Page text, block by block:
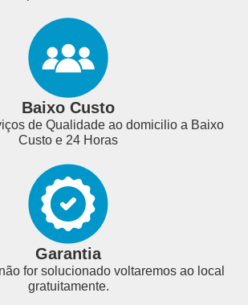
Baixo Custo
de Qualidade ao domicilio a Baixo
Custo e 24 Horas
Garantia
for solucionado voltaremos ao local
gratuitamente.